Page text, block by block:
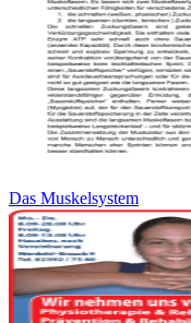
Das Muskelsystem